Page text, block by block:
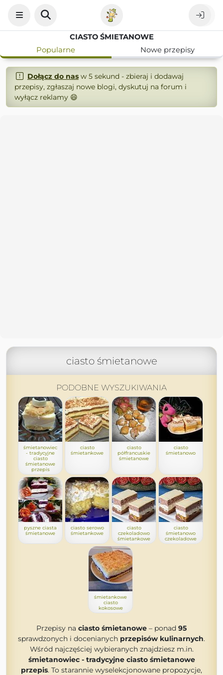
CIASTO ŚMIETANOWE
Popularne
Nowe przepisy
Dołącz do nasw 5 sekund - zbieraj i dodawaj
przepisy, zgłaszaj nowe blogi, dyskutuj na forum i
wyłącz reklamy 😄
ciasto śmietanowe
PODOBNE WYSZUKIWANIA
śmietanowiec
- tradycyjne
ciasto
śmietanowe
przepis
ciasto
śmietankowe
ciasto
półfrancuskie
śmietanowe
ciasto
śmietanowo
pyszne ciasta
śmietanowe
ciasto serowo
śmietankowe
ciasto
czekoladowo
śmietankowe
ciasto
śmietanowo
czekoladowe
śmietankowe
ciasto
kokosowe
Przepisy na ciasto śmietanowe – ponad 95
sprawdzonych i docenianych przepisów kulinarnych.
Wśród najczęściej wybieranych znajdziesz m.in.
śmietanowiec - tradycyjne ciasto śmietanowe
przepis. To starannie wyselekcjonowane propozycje,